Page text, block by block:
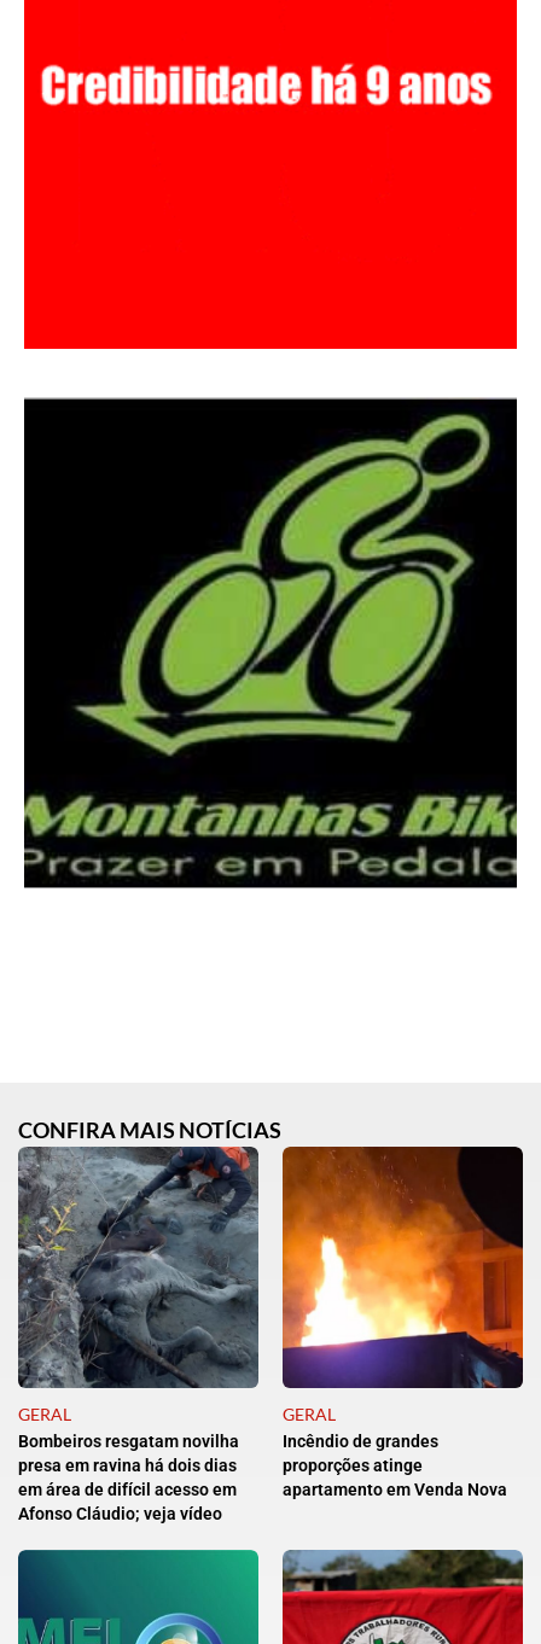
CONFIRA MAIS NOTÍCIAS
GERAL
Bombeiros resgatam novilha
presa em ravina há dois dias
em área de difícil acesso em
Afonso Cláudio; veja vídeo
GERAL
Incêndio de grandes
proporções atinge
apartamento em Venda Nova